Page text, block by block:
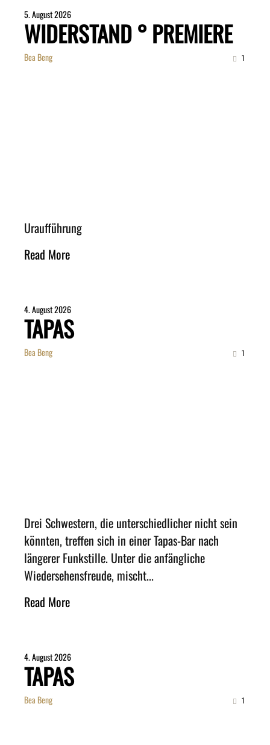
5. August 2026
WIDERSTAND ° PREMIERE
Bea Beng 1
Uraufführung
Read More
4. August 2026
TAPAS
Bea Beng 1
Drei Schwestern, die unterschiedlicher nicht sein
könnten, treffen sich in einer Tapas-Bar nach
längerer Funkstille. Unter die anfängliche
Wiedersehensfreude, mischt...
Read More
4. August 2026
TAPAS
Bea Beng 1